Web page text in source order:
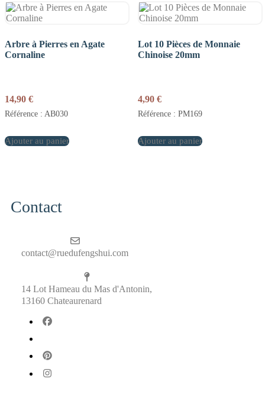
Arbre à Pierres en Agate
Cornaline
14,90 €
Référence : AB030
Ajouter au panier
Lot 10 Pièces de Monnaie
Chinoise 20mm
4,90 €
Référence : PM169
Ajouter au panier
Contact
contact@ruedufengshui.com
14 Lot Hameau du Mas d'Antonin,
13160 Chateaurenard